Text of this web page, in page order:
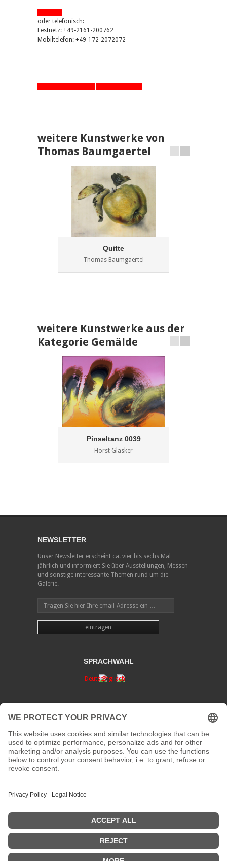
oder telefonisch:
Festnetz: +49-2161-200762
Mobiltelefon: +49-172-2072072
weitere Kunstwerke von
Thomas Baumgaertel
Quitte
Thomas Baumgaertel
weitere Kunstwerke aus der
Kategorie Gemälde
Pinseltanz 0039
Horst Gläsker
NEWSLETTER
Unser Newsletter erscheint ca. vier bis sechs Mal
jährlich und informiert Sie über Ausstellungen, Messen
und sonstige interessante Themen rund um die
Galerie.
SPRACHWAHL
DATENSCHUTZ
KONTAKT
Adresse: Kaiserstraße 67/69
41061 Mönchengladbach
info[at]galerieloehrl.de